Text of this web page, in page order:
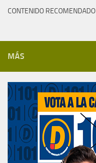
CONTENIDO RECOMENDADO
MÁS